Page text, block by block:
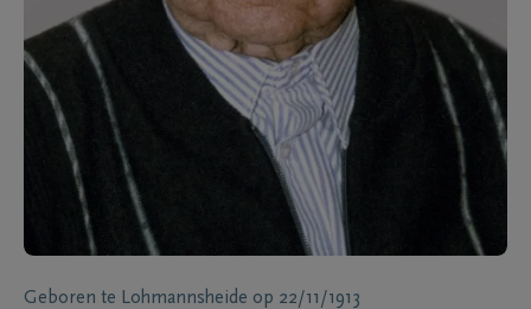
Geboren te Lohmannsheide op 22/11/1913